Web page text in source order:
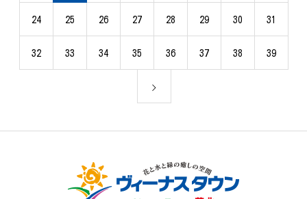
24 25 26 27 28 29 30 31
32 33 34 35 36 37 38 39